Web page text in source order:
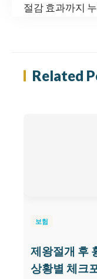
절감 효과까지
Related
보험
제왕절개 후
상황별 체크